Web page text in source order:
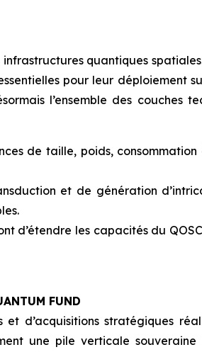
quantiques spatiales.
pour leur déploiement
l’ensemble des couches
de taille, poids,
et de génération
d’étendre les capacités du
FUND
et d’acquisitions stratégiques
une pile verticale